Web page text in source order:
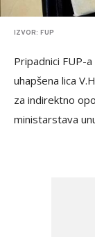
IZVOR: FUP
Pripadnici FUP-
uhapšena lica
za indirektno
ministarstava